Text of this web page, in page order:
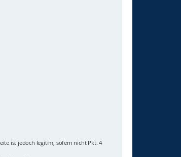
ist jedoch legitim, sofern nicht Pkt. 4